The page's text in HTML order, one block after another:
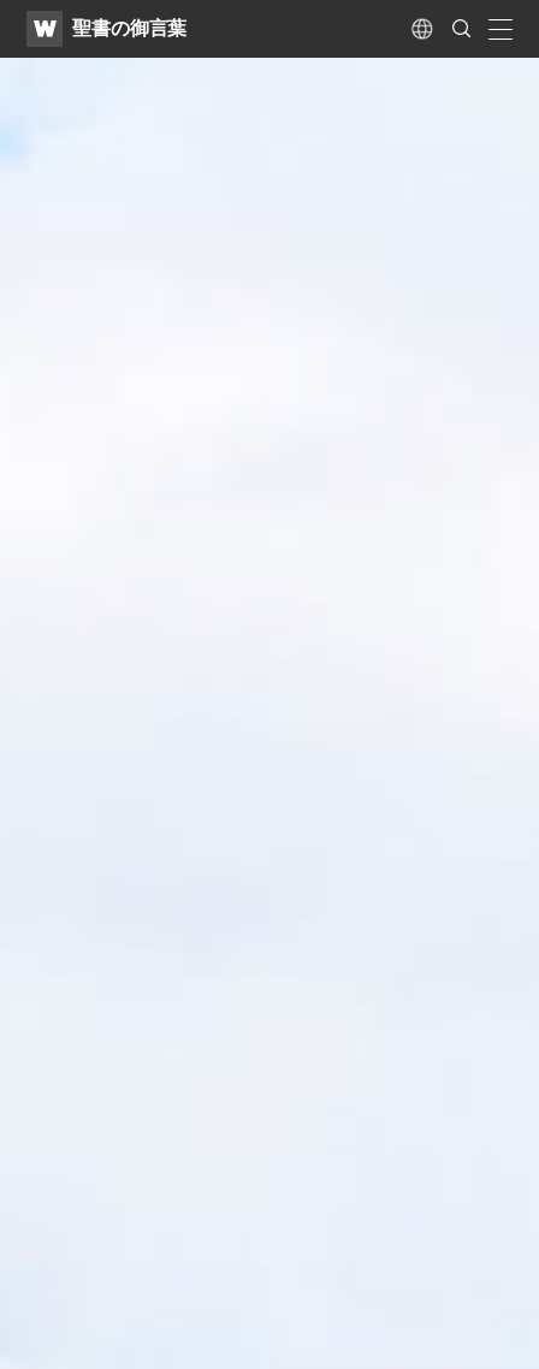
WATV聖書の御言葉 Language
Search
Submit